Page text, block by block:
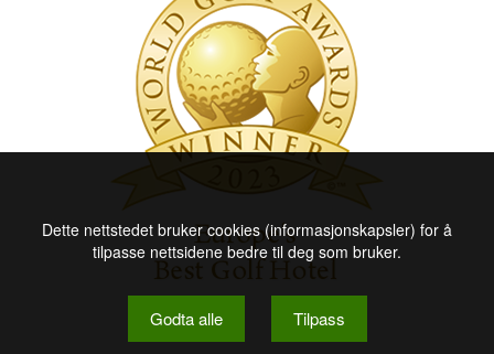
Dette nettstedet bruker cookies (informasjonskapsler) for å
tilpasse nettsidene bedre til deg som bruker.
Godta alle Tilpass